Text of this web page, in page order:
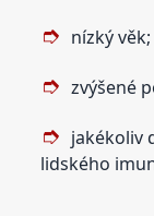
nízký věk;
zvýšené
jakékoliv
lidského